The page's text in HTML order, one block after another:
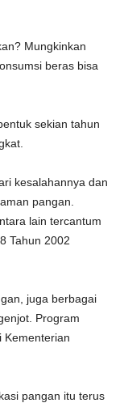
Mungkinkan
beras bisa
sekian tahun
kesalahannya dan
pangan.
lain tercantum
Tahun 2002
juga berbagai
Program
Kementerian
pangan itu terus